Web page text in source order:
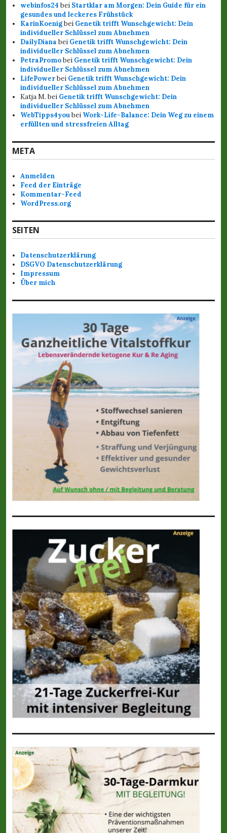
webinfos24 bei Startklar am Morgen: Dein Guide für ein
gesundes und leckeres Frühstück
KarinKoenigbei Genetik trifft Wunschgewicht: Dein
individueller Schlüssel zum Abnehmen
DailyDiana bei Genetik trifft Wunschgewicht: Dein
individueller Schlüssel zum Abnehmen
PetraPromobei Genetik trifft Wunschgewicht: Dein
individueller Schlüssel zum Abnehmen
LifePowerbei Genetik trifft Wunschgewicht: Dein
individueller Schlüssel zum Abnehmen
Katja M. bei Genetik trifft Wunschgewicht: Dein
individueller Schlüssel zum Abnehmen
WebTipps4youbei Work-Life-Balance: Dein Weg zu einem
erfüllten und stressfreien Alltag
META
Anmelden
Feed der Einträge
Kommentar-Feed
WordPress.org
SEITEN
Datenschutzerklärung
DSGVO Datenschutzerklärung
Impressum
Über mich